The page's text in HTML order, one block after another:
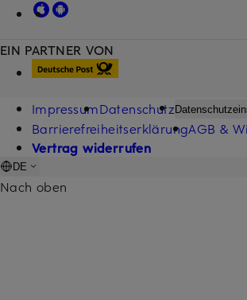
EIN PARTNER VON
ImpressumDatenschutz
BarrierefreiheitserklärungAGB &
Vertrag widerrufen
DE
Nach oben